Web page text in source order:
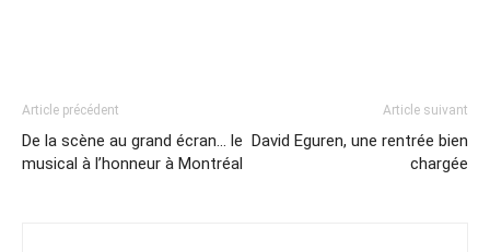
Article précédent
De la scène au grand écran… le
musical à l’honneur à Montréal
Article suivant
David Eguren, une rentrée bien
chargée